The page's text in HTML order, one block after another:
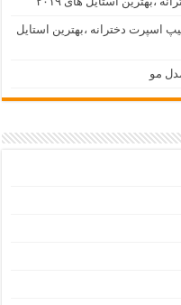
اسپرت دخترانه ،بهترین استایل
مو